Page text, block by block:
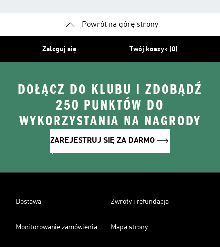
Powrót na górę strony
Zaloguj się Twój koszyk (0)
DOŁĄCZ DO KLUBU I ZDOBĄDŹ
250 PUNKTÓW DO
WYKORZYSTANIA NA NAGRODY
ZAREJESTRUJ SIĘ ZA DARMO
Dostawa Zwroty i refundacja
Monitorowanie zamówienia Mapa strony